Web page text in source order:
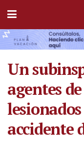
Un
agentes
accidente